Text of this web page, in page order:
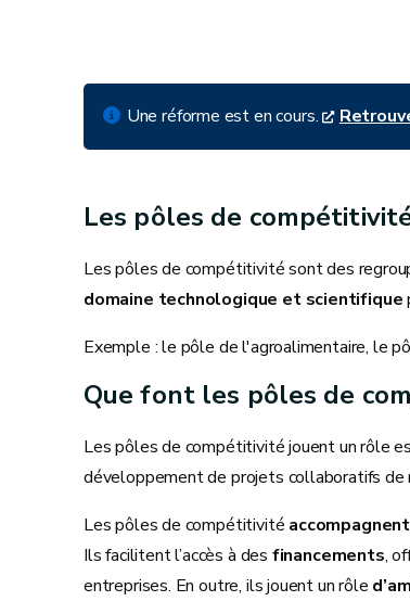
Une réforme est en cours.
Les pôles de
Les pôles de compétitivité sont des
domaine technologique et scientifique
Exemple : le pôle de l'agroalimentaire, le
Que font les pôles de
Les pôles de compétitivité jouent un rôle
développement de projets collaboratifs
Les pôles de compétitivité accompagnent
Ils facilitent l’accès à des financements,
entreprises. En outre, ils jouent un rôle